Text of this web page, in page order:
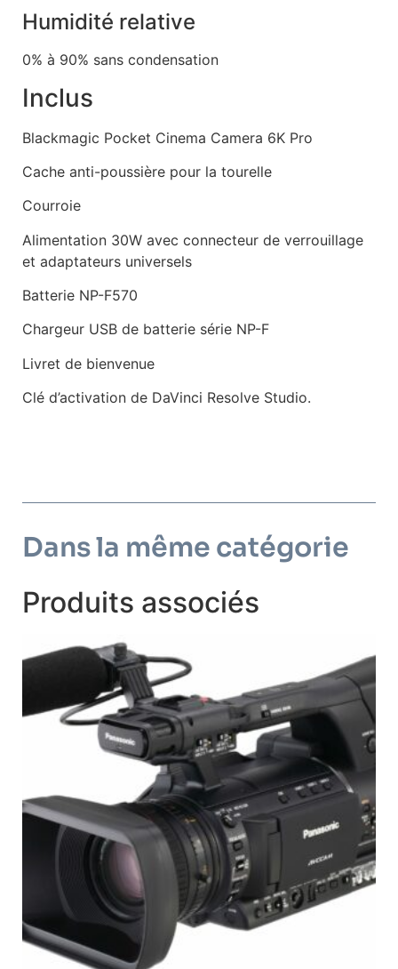
Humidité relative
0% à 90% sans condensation
Inclus
Blackmagic Pocket Cinema Camera 6K Pro
Cache anti-poussière pour la tourelle
Courroie
Alimentation 30W avec connecteur de verrouillage
et adaptateurs universels
Batterie NP-F570
Chargeur USB de batterie série NP-F
Livret de bienvenue
Clé d’activation de DaVinci Resolve Studio.
Dans la même catégorie
Produits associés